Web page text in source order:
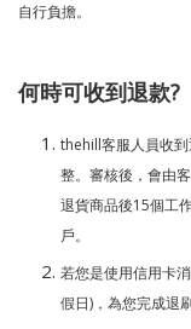
自行負擔。
何時可收到退款?
thehill客服人員收
整。審核後，會由
退貨商品後15個工
戶。
若您是使用信用卡
假日)，為您完成退